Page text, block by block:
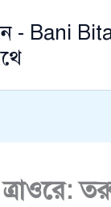
- Bani
ত্রাওরে: